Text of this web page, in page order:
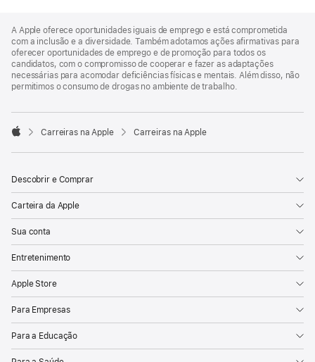
Footer
A Apple oferece oportunidades iguais de emprego e está comprometida
com a inclusão e a diversidade. Também adotamos ações afirmativas para
oferecer oportunidades de emprego e de promoção para todos os
candidatos, com o compromisso de cooperar e fazer as adaptações
necessárias para acomodar deficiências físicas e mentais. Além disso, não
permitimos o consumo de drogas no ambiente de trabalho.

Carreiras na Apple Carreiras na Apple
Descobrir e Comprar
Carteira da Apple
Sua conta
Entretenimento
Apple Store
Para Empresas
Para a Educação